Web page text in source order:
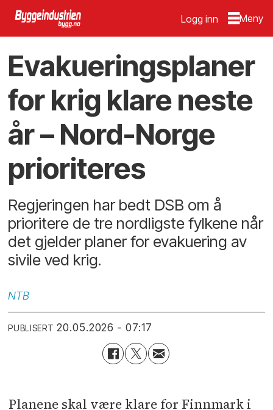
Logg inn
Evakueringsplaner
for krig klare neste
år – Nord-Norge
prioriteres
Regjeringen har bedt DSB om å
prioritere de tre nordligste fylkene når
det gjelder planer for evakuering av
sivile ved krig.
NTB
PUBLISERT 20.05.2026 - 07:17
Planene skal være klare for Finnmark i